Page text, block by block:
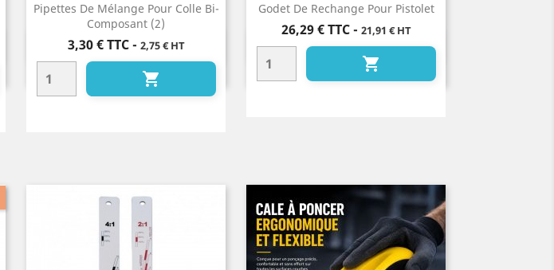
Pipettes De Mélange Pour Colle Bi-
Composant (2)
Prix
3,30 € TTC- 2,75 € HT

Aperçu rapide
Godet De Rechange Pour Pistolet
Prix
26,29 € TTC- 21,91 € HT

Aperçu rapide